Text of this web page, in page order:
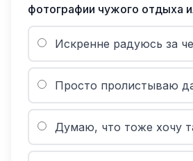
фотографии чужого отдыха
Искренне радуюсь за
Просто пролистываю
Думаю, что тоже хочу